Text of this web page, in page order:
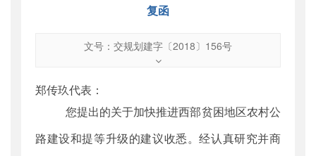
复函
文号：交规划建字〔2018〕156号
交规划建字〔2018〕156号
公开日期 ：
主题词： 十三届;全国人大;第1898号;答复函
机构分类：综合规划司
郑传玖代表：
您提出的关于加快推进西部贫困地区农村公
路建设和提等升级的建议收悉。经认真研究并商